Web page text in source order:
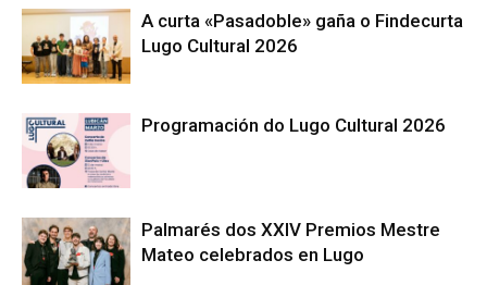
A curta «Pasadoble» gaña o Findecurta
Lugo Cultural 2026
Programación do Lugo Cultural 2026
Palmarés dos XXIV Premios Mestre
Mateo celebrados en Lugo